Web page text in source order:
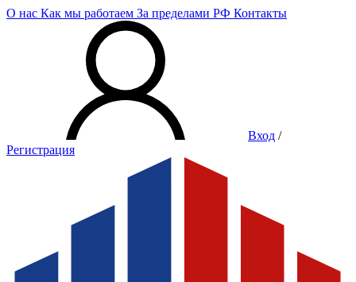
О нас Как мы работаем За пределами РФ Контакты
Вход /
Регистрация